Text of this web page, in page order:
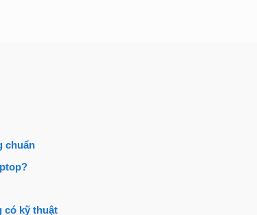
chuẩn
có kỹ thuật